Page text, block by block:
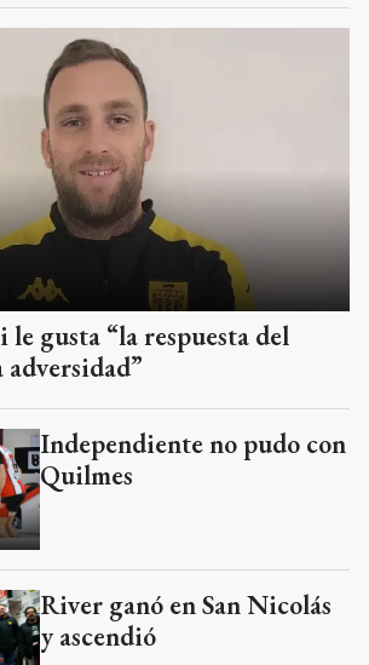
gusta “la respuesta del
Independiente no pudo con
Quilmes
River ganó en San Nicolás
y ascendió